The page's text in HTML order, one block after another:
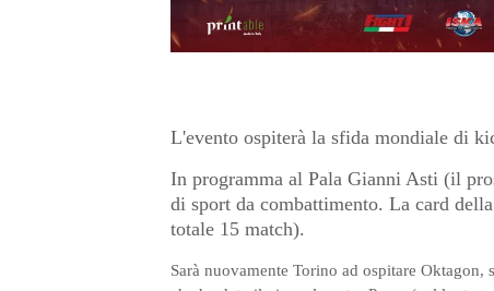
L'evento ospiterà la sfida mondiale di
In programma al Pala Gianni Asti (il
di sport da combattimento. La card
totale 15 match).
Sarà nuovamente Torino ad ospitare